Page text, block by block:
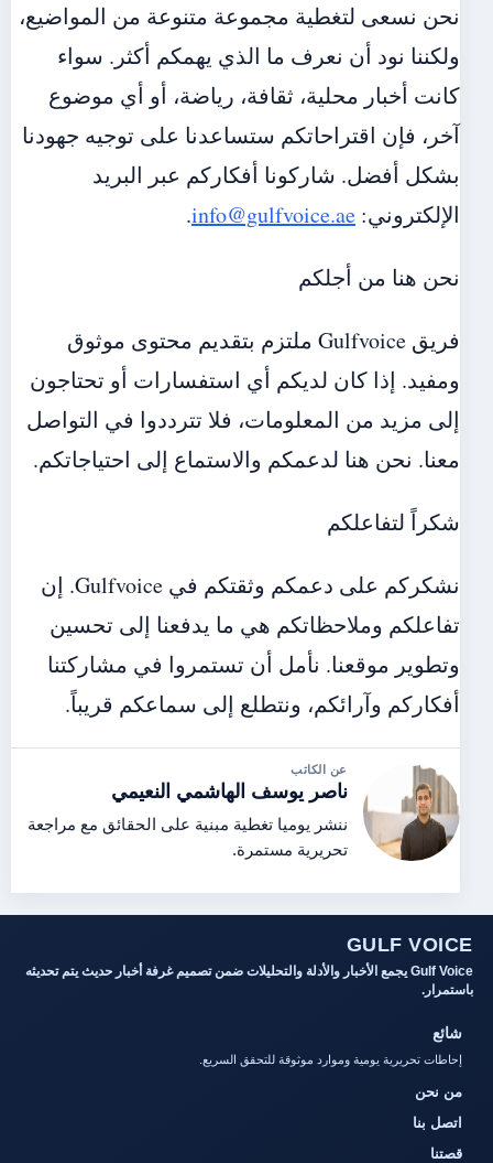
نحن نسعى لتغطية مجموعة متنوعة من المواضيع،
ولكننا نود أن نعرف ما الذي يهمكم أكثر. سواء
كانت أخبار محلية، ثقافة، رياضة، أو أي موضوع
آخر، فإن اقتراحاتكم ستساعدنا على توجيه جهودنا
بشكل أفضل. شاركونا أفكاركم عبر البريد
الإلكتروني: info@gulfvoice.ae
.
نحن هنا من أجلكم
فريق Gulfvoice ملتزم بتقديم محتوى موثوق
ومفيد. إذا كان لديكم أي استفسارات أو تحتاجون
إلى مزيد من المعلومات، فلا تترددوا في التواصل
معنا. نحن هنا لدعمكم والاستماع إلى احتياجاتكم.
شكراً لتفاعلكم
نشكركم على دعمكم وثقتكم في Gulfvoice. إن
تفاعلكم وملاحظاتكم هي ما يدفعنا إلى تحسين
وتطوير موقعنا. نأمل أن تستمروا في مشاركتنا
أفكاركم وآرائكم، ونتطلع إلى سماعكم قريباً.
عن الكاتب
ناصر يوسف الهاشمي النعيمي
ننشر يوميا تغطية مبنية على الحقائق مع مراجعة
تحريرية مستمرة.
GULF VOICE
Gulf Voice يجمع الأخبار والأدلة والتحليلات ضمن تصميم غرفة أخبار حديث يتم تحديثه
باستمرار.
شائع
إحاطات تحريرية يومية وموارد موثوقة للتحقق السريع.
من نحن
اتصل بنا
قصتنا